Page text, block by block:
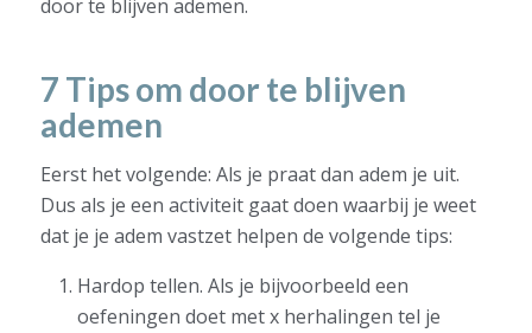
door te blijven ademen.
7 Tips om door te blijven
ademen
Eerst het volgende: Als je praat dan adem je uit.
Dus als je een activiteit gaat doen waarbij je weet
dat je je adem vastzet helpen de volgende tips:
Hardop tellen. Als je bijvoorbeeld een
oefeningen doet met x herhalingen tel je